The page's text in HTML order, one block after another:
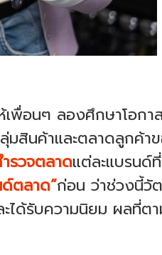
เพื่อนๆ ลองศึกษาโอกา
สินค้าและตลาดลูกค้า
รวจตลาดแต่ละแบรนด์
ด์ตลาด”ก่อน ว่าช่วงนี้วั
ได้รับความนิยม ผลที่ต